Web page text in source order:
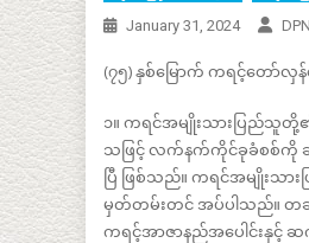
January 31, 2024
(၇၅) နှစ်မြောက် ကရင့်တော်
၁။ ကရင်အမျိုးသားပြည်သူတို့
သဖြင့် လက်နက်ကိုင်ခုခံစစ်ကို ဆ
ပြီ ဖြစ်သည်။ ကရင်အမျိုးသ
မှတ်တမ်းတင် အပ်ပါသည်။ တဆ
ကရင့်အာဇာနည်အပေါင်းနှင့်